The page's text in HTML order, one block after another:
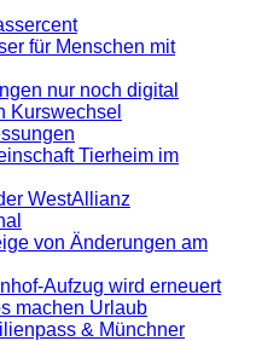
für Menschen mit
nur noch digital
Kurswechsel
Tierheim im
WestAllianz
von Änderungen am
Aufzug wird erneuert
machen Urlaub
& Münchner